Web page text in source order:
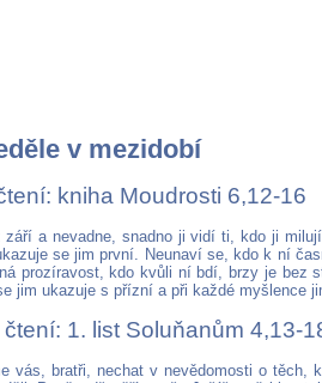
v mezidobí
kniha Moudrosti 6,12-16
září a nevadne, snadno ji vidí ti, kdo ji
se jim první. Neunaví se, kdo k ní
prozíravost, kdo kvůli ní bdí, brzy je bez
jim ukazuje s přízní a při každé myšlence
čtení: 1. list Soluňanům 4,13-
vás, bratři, nechat v nevědomosti o